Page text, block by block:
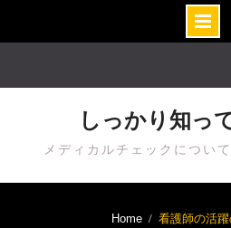
しっかり知っ
メディカルチェックについ
Home 看護師の活